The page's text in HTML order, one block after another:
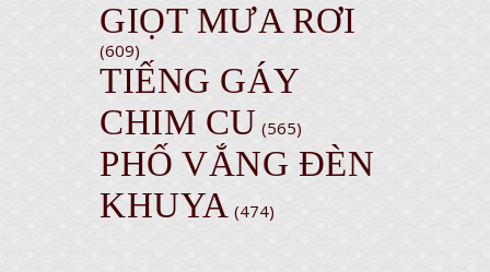
GIỌT MƯA RƠI
(609)
TIẾNG GÁY
CHIM CU (565)
PHỐ VẮNG ĐÈN
KHUYA (474)